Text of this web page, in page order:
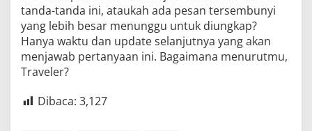
tanda-tanda ini, ataukah ada pesan tersembunyi
yang lebih besar menunggu untuk diungkap?
Hanya waktu dan update selanjutnya yang akan
menjawab pertanyaan ini. Bagaimana menurutmu,
Traveler?
Dibaca: 3,127